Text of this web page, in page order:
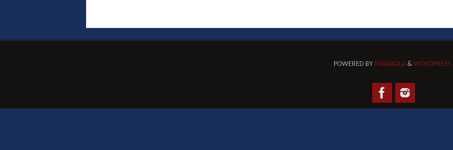
POWERED BY PARABOLA & WORDPRESS.